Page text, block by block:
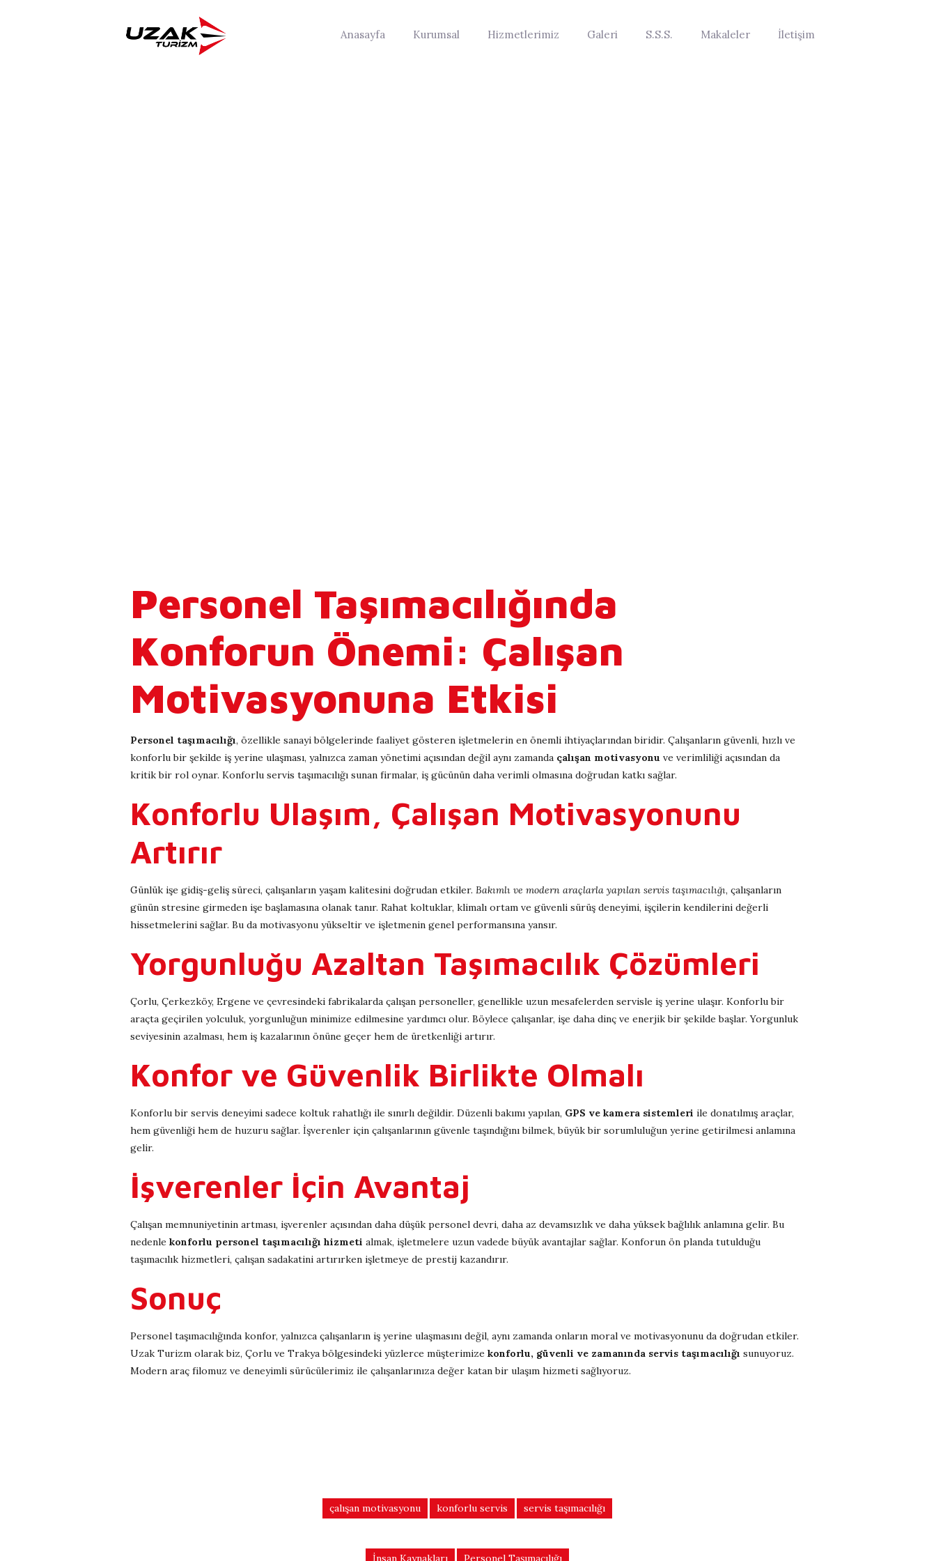
Anasayfa Kurumsal Hizmetlerimiz Galeri S.S.S. Makaleler İletişim
Personel Taşımacılığında
Konforun Önemi: Çalışan
Motivasyonuna Etkisi
Personel taşımacılığı, özellikle sanayi bölgelerinde faaliyet gösteren işletmelerin en önemli ihtiyaçlarından biridir. Çalışanların güvenli, hızlı ve
konforlu bir şekilde iş yerine ulaşması, yalnızca zaman yönetimi açısından değil aynı zamanda çalışan motivasyonu ve verimliliği açısından da
kritik bir rol oynar. Konforlu servis taşımacılığı sunan firmalar, iş gücünün daha verimli olmasına doğrudan katkı sağlar.
Konforlu Ulaşım, Çalışan Motivasyonunu
Artırır
Günlük işe gidiş-geliş süreci, çalışanların yaşam kalitesini doğrudan etkiler. Bakımlı ve modern araçlarla yapılan servis taşımacılığı, çalışanların
günün stresine girmeden işe başlamasına olanak tanır. Rahat koltuklar, klimalı ortam ve güvenli sürüş deneyimi, işçilerin kendilerini değerli
hissetmelerini sağlar. Bu da motivasyonu yükseltir ve işletmenin genel performansına yansır.
Yorgunluğu Azaltan Taşımacılık Çözümleri
Çorlu, Çerkezköy, Ergene ve çevresindeki fabrikalarda çalışan personeller, genellikle uzun mesafelerden servisle iş yerine ulaşır. Konforlu bir
araçta geçirilen yolculuk, yorgunluğun minimize edilmesine yardımcı olur. Böylece çalışanlar, işe daha dinç ve enerjik bir şekilde başlar. Yorgunluk
seviyesinin azalması, hem iş kazalarının önüne geçer hem de üretkenliği artırır.
Konfor ve Güvenlik Birlikte Olmalı
Konforlu bir servis deneyimi sadece koltuk rahatlığı ile sınırlı değildir. Düzenli bakımı yapılan, GPS ve kamera sistemleri ile donatılmış araçlar,
hem güvenliği hem de huzuru sağlar. İşverenler için çalışanlarının güvenle taşındığını bilmek, büyük bir sorumluluğun yerine getirilmesi anlamına
gelir.
İşverenler İçin Avantaj
Çalışan memnuniyetinin artması, işverenler açısından daha düşük personel devri, daha az devamsızlık ve daha yüksek bağlılık anlamına gelir. Bu
nedenle konforlu personel taşımacılığı hizmeti almak, işletmelere uzun vadede büyük avantajlar sağlar. Konforun ön planda tutulduğu
taşımacılık hizmetleri, çalışan sadakatini artırırken işletmeye de prestij kazandırır.
Sonuç
Personel taşımacılığında konfor, yalnızca çalışanların iş yerine ulaşmasını değil, aynı zamanda onların moral ve motivasyonunu da doğrudan etkiler.
Uzak Turizm olarak biz, Çorlu ve Trakya bölgesindeki yüzlerce müşterimize konforlu, güvenli ve zamanında servis taşımacılığı sunuyoruz.
Modern araç filomuz ve deneyimli sürücülerimiz ile çalışanlarınıza değer katan bir ulaşım hizmeti sağlıyoruz.
çalışan motivasyonu konforlu servis servis taşımacılığı
İnsan Kaynakları Personel Taşımacılığı